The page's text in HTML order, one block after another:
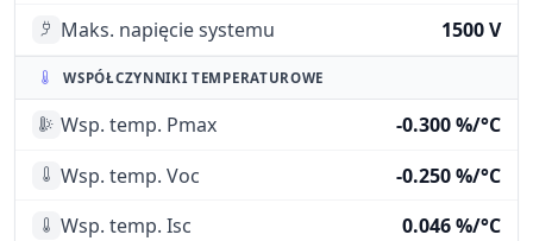
Maks. napięcie systemu
1500 V
WSPÓŁCZYNNIKI TEMPERATUROWE
Wsp. temp. Pmax
-0.300 %/°C
Wsp. temp. Voc
-0.250 %/°C
Wsp. temp. Isc
0.046 %/°C